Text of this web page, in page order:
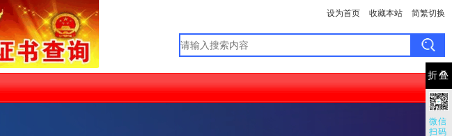
折叠
微信
扫码
设为首页 收藏本站 简繁切换